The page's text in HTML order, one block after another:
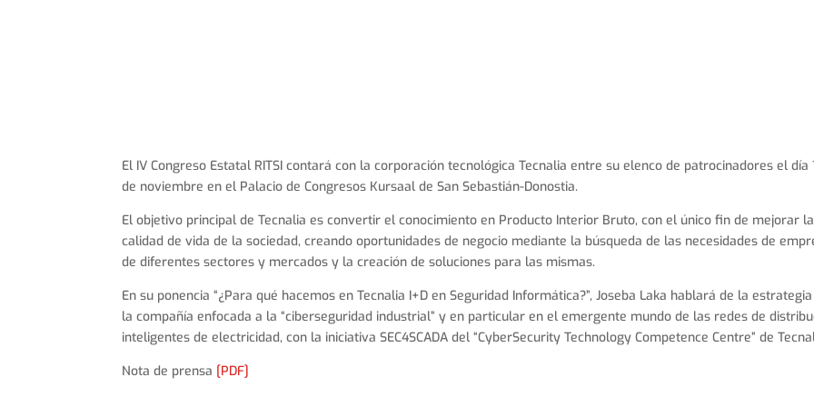
El IV Congreso Estatal RITSI contará con la corporación tecnológica Tecnalia entre su elenco de patrocinadores el día
de noviembre en el Palacio de Congresos Kursaal de San Sebastián-Donostia.
El objetivo principal de Tecnalia es convertir el conocimiento en Producto Interior Bruto, con el único fin de mejorar la
calidad de vida de la sociedad, creando oportunidades de negocio mediante la búsqueda de las necesidades de
de diferentes sectores y mercados y la creación de soluciones para las mismas.
En su ponencia “¿Para qué hacemos en Tecnalia I+D en Seguridad Informática?”, Joseba Laka hablará de la
la compañía enfocada a la “ciberseguridad industrial” y en particular en el emergente mundo de las redes de
inteligentes de electricidad, con la iniciativa SEC4SCADA del “CyberSecurity Technology Competence Centre” de
Nota de prensa [PDF]